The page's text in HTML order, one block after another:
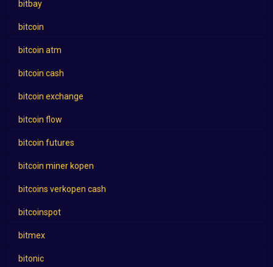
bitbay
bitcoin
bitcoin atm
bitcoin cash
bitcoin exchange
bitcoin flow
bitcoin futures
bitcoin miner kopen
bitcoins verkopen cash
bitcoinspot
bitmex
bitonic